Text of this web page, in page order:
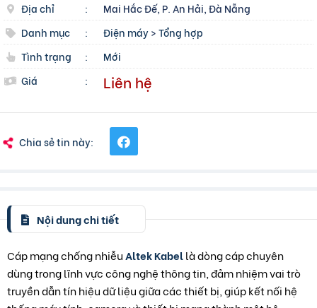
Địa chỉ
:
Mai Hắc Đế, P. An Hải, Đà Nẵng
Danh mục
: Điện máy>Tổng hợp
Tình trạng
:
Mới
Giá
: Liên hệ
Chia sẻ tin này:
Nội dung chi tiết
Cáp mạng chống nhiễuAltek Kabellà dòng cáp chuyên
dùng trong lĩnh vực công nghệ thông tin, đảm nhiệm vai trò
truyền dẫn tín hiệu dữ liệu giữa các thiết bị, giúp kết nối hệ